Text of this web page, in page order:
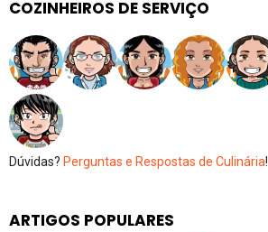
COZINHEIROS DE SERVIÇO
Dúvidas? Perguntas e Respostas de Culinária!
ARTIGOS POPULARES